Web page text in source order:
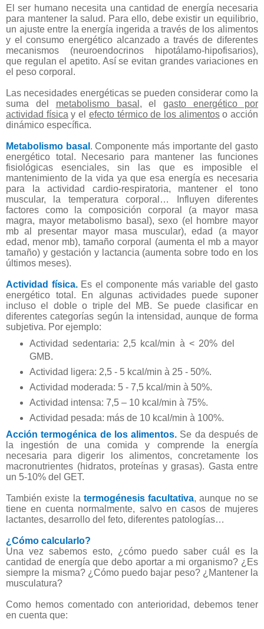
El ser humano necesita una cantidad de energía necesaria
para mantener la salud. Para ello, debe existir un equilibrio,
un ajuste entre la energía ingerida a través de los alimentos
y el consumo energético alcanzado a través de diferentes
mecanismos (neuroendocrinos hipotálamo-hipofisarios),
que regulan el apetito. Así se evitan grandes variaciones en
el peso corporal.
Las necesidades energéticas se pueden considerar como la
suma del metabolismo basal , elgasto energético por
actividad física y el efecto térmico de los alimentoso acción
dinámico específica.
Metabolismo basal . Componente más importante del gasto
energético total. Necesario para mantener las funciones
fisiológicas esenciales, sin las que es imposible el
mantenimiento de la vida ya que esa energía es necesaria
para la actividad cardio-respiratoria, mantener el tono
muscular, la temperatura corporal… Influyen diferentes
factores como la composición corporal (a mayor masa
magra, mayor metabolismo basal), sexo (el hombre mayor
mb al presentar mayor masa muscular), edad (a mayor
edad, menor mb), tamaño corporal (aumenta el mb a mayor
tamaño) y gestación y lactancia (aumenta sobre todo en los
últimos meses).
Actividad física.Es el componente más variable del gasto
energético total. En algunas actividades puede suponer
incluso el doble o triple del MB. Se puede clasificar en
diferentes categorías según la intensidad, aunque de forma
subjetiva. Por ejemplo:
Actividad sedentaria: 2,5 kcal/min à < 20% del
GMB.
Actividad ligera: 2,5 - 5 kcal/min à 25 - 50%.
Actividad moderada: 5 - 7,5 kcal/min à 50%.
Actividad intensa: 7,5 – 10 kcal/min à 75%.
Actividad pesada: más de 10 kcal/min à 100%.
Acción termogénica de los alimentos. Se da después de
la ingestión de una comida y comprende la energía
necesaria para digerir los alimentos, concretamente los
macronutrientes (hidratos, proteínas y grasas). Gasta entre
un 5-10% del GET.
También existe la termogénesis facultativa, aunque no se
tiene en cuenta normalmente, salvo en casos de mujeres
lactantes, desarrollo del feto, diferentes patologías…
¿Cómo calcularlo?
Una vez sabemos esto, ¿cómo puedo saber cuál es la
cantidad de energía que debo aportar a mi organismo? ¿Es
siempre la misma? ¿Cómo puedo bajar peso? ¿Mantener la
musculatura?
Como hemos comentado con anterioridad, debemos tener
en cuenta que: